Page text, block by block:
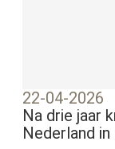
22-04-2026
Na drie jaar
Nederland in